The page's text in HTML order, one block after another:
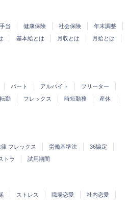
当 健康保険 社会保険
年末調整
基本給とは 月収とは
月給とは
パート アルバイト
フリーター
転勤 フレックス 時短勤務
産休
律 フレックス 労働基準法
36協定
トラ 試用期間
ストレス 職場恋愛
社内恋愛